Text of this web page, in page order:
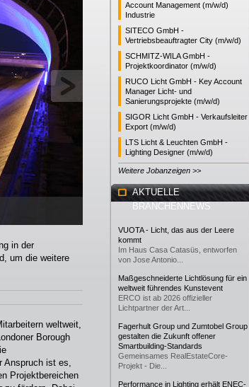
in der
um die weitere
weltweit,
Borough
Anspruch ist es,
Projektbereichen
Account Management (m/w/d)
Industrie
SITECO GmbH -
Vertriebsbeauftragter City (m/w/d)
SCHMITZ-WILA GmbH -
Projektkoordinator (m/w/d)
RUCO Licht GmbH - Key Account
Manager Licht- und
Sanierungsprojekte (m/w/d)
SIGOR Licht GmbH - Verkaufsleiter
Export (m/w/d)
LTS Licht & Leuchten GmbH -
Lighting Designer (m/w/d)
Weitere Jobanzeigen >>
AKTUELLE
BRANCHENNEWS
VUOTA - Licht, das aus der Leere
kommt
Im Haus Casa Catasüs, entworfen
von Jose Antonio...
Maßgeschneiderte Lichtlösung für ein
weltweit führendes Kunstevent
ERCO ist ab 2026 offizieller
Lichtpartner der Art...
Fagerhult Group und Zumtobel Group
gestalten die Zukunft offener
Smartbuilding-Standards
Gemeinsames RealEstateCore-
Projekt - Die...
Performance in Lighting erhält ENEC-